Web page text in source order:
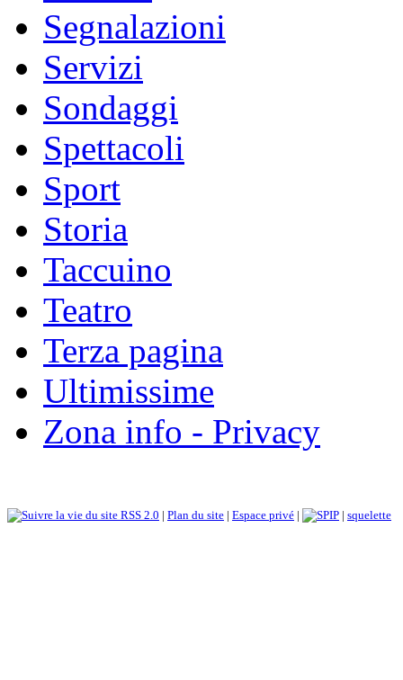
Segnalazioni
Servizi
Sondaggi
Spettacoli
Sport
Storia
Taccuino
Teatro
Terza pagina
Ultimissime
Zona info - Privacy
RSS 2.0 | Plan du site | Espace privé | | squelette